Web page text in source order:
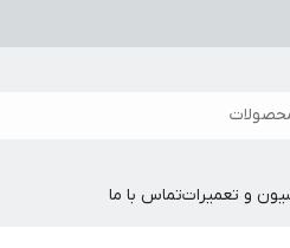
و تعمیراتتماس با ما